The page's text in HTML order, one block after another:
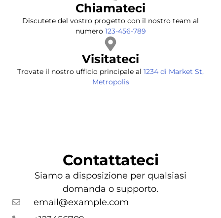
Chiamateci
Discutete del vostro progetto con il nostro team al
numero 123-456-789
Visitateci
Trovate il nostro ufficio principale al 1234 di Market St,
Metropolis
Contattateci
Siamo a disposizione per qualsiasi
domanda o supporto.
email@example.com